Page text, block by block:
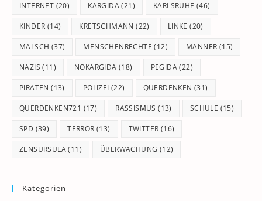
INTERNET (20) KARGIDA(21) KARLSRUHE (46)
KINDER (14) KRETSCHMANN (22) LINKE (20)
MALSCH (37) MENSCHENRECHTE (12) MÄNNER (15)
NAZIS (11) NOKARGIDA (18) PEGIDA(22)
PIRATEN (13) POLIZEI (22) QUERDENKEN (31)
QUERDENKEN721 (17) RASSISMUS (13) SCHULE (15)
SPD (39) TERROR (13) TWITTER (16)
ZENSURSULA(11) ÜBERWACHUNG (12)
Kategorien